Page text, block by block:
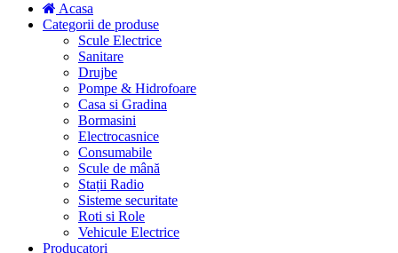
Acasa
Categorii de produse
Scule Electrice
Sanitare
Drujbe
Pompe & Hidrofoare
Casa si Gradina
Bormasini
Electrocasnice
Consumabile
Scule de mână
Stații Radio
Sisteme securitate
Roti si Role
Vehicule Electrice
Producatori